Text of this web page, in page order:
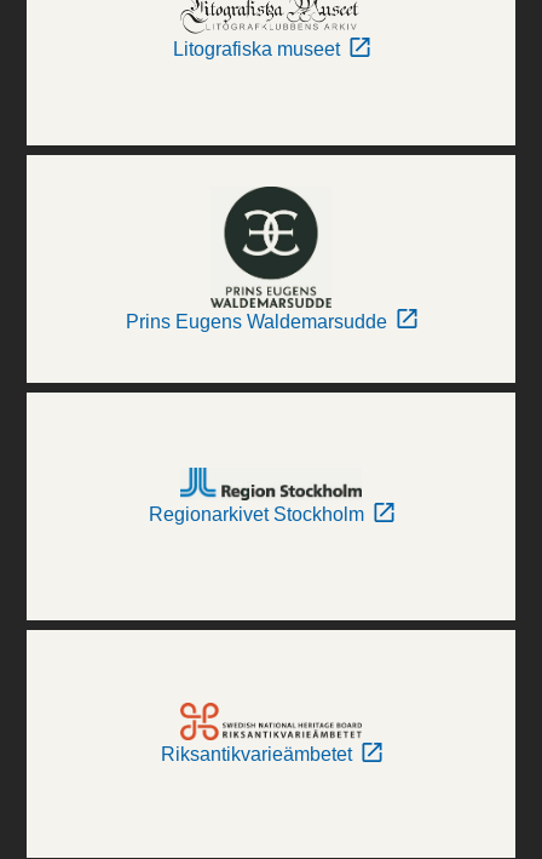
Litografiska museet
Prins Eugens Waldemarsudde
Regionarkivet Stockholm
Riksantikvarieämbetet